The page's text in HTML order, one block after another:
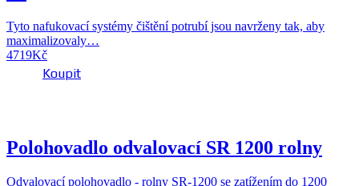
Tyto nafukovací systémy čištění potrubí jsou navrženy tak, aby
maximalizovaly…
4719Kč
Koupit
Polohovadlo odvalovací SR 1200 rolny
Odvalovací polohovadlo - rolny SR-1200 se zatížením do 1200